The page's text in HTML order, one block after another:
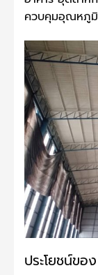
ควบคุมอุณหภู
ประโยชน์ขอ